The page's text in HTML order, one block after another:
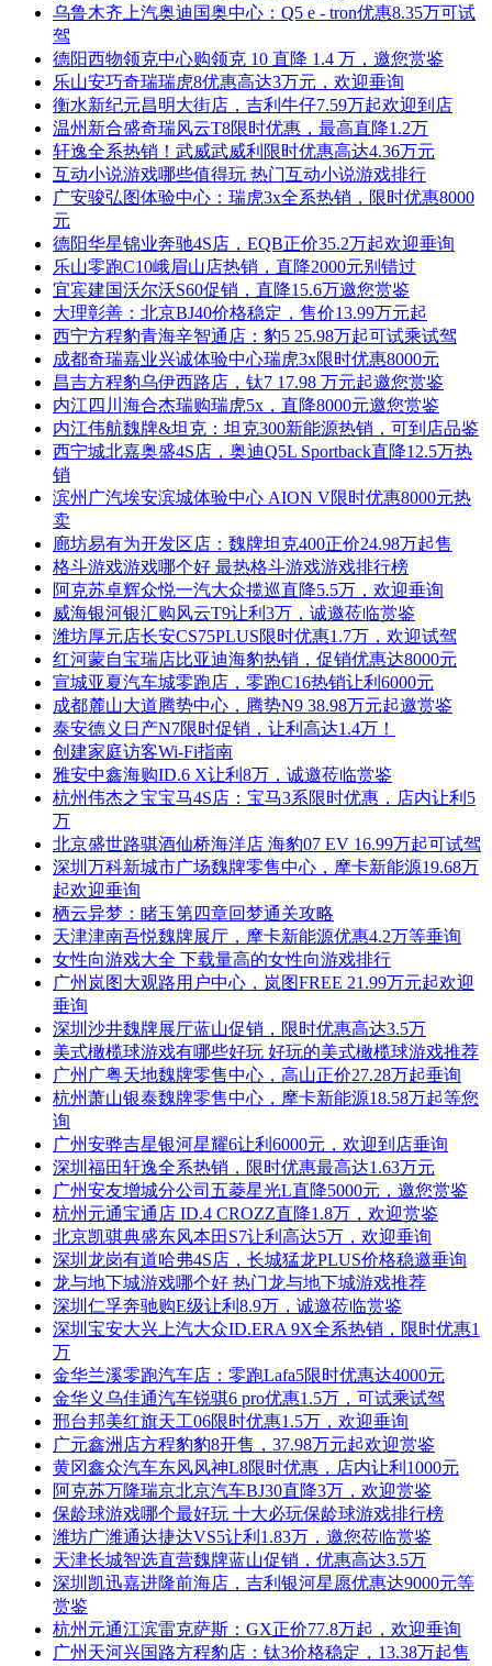
乌鲁木齐上汽奥迪国奥中心：Q5 e - tron优惠8.35万可试
驾
德阳西物领克中心购领克 10 直降 1.4 万，邀您赏鉴
乐山安巧奇瑞瑞虎8优惠高达3万元，欢迎垂询
衡水新纪元昌明大街店，吉利牛仔7.59万起欢迎到店
温州新合盛奇瑞风云T8限时优惠，最高直降1.2万
轩逸全系热销！武威武威利限时优惠高达4.36万元
互动小说游戏哪些值得玩 热门互动小说游戏排行
广安骏弘图体验中心：瑞虎3x全系热销，限时优惠8000
元
德阳华星锦业奔驰4S店，EQB正价35.2万起欢迎垂询
乐山零跑C10峨眉山店热销，直降2000元别错过
宜宾建国沃尔沃S60促销，直降15.6万邀您赏鉴
大理彰善：北京BJ40价格稳定，售价13.99万元起
西宁方程豹青海辛智通店：豹5 25.98万起可试乘试驾
成都奇瑞嘉业兴诚体验中心瑞虎3x限时优惠8000元
昌吉方程豹乌伊西路店，钛7 17.98 万元起邀您赏鉴
内江四川海合杰瑞购瑞虎5x，直降8000元邀您赏鉴
内江伟航魏牌&坦克：坦克300新能源热销，可到店品鉴
西宁城北嘉奥盛4S店，奥迪Q5L Sportback直降12.5万热
销
滨州广汽埃安滨城体验中心 AION V限时优惠8000元热
卖
廊坊易有为开发区店：魏牌坦克400正价24.98万起售
格斗游戏游戏哪个好 最热格斗游戏游戏排行榜
阿克苏卓辉众悦一汽大众揽巡直降5.5万，欢迎垂询
威海银河银汇购风云T9让利3万，诚邀莅临赏鉴
潍坊厚元店长安CS75PLUS限时优惠1.7万，欢迎试驾
红河蒙自宝瑞店比亚迪海豹热销，促销优惠达8000元
宣城亚夏汽车城零跑店，零跑C16热销让利6000元
成都麓山大道腾势中心，腾势N9 38.98万元起邀赏鉴
泰安德义日产N7限时促销，让利高达1.4万！
创建家庭访客Wi-Fi指南
雅安中鑫海购ID.6 X让利8万，诚邀莅临赏鉴
杭州伟杰之宝宝马4S店：宝马3系限时优惠，店内让利5
万
北京盛世路骐酒仙桥海洋店 海豹07 EV 16.99万起可试驾
深圳万科新城市广场魏牌零售中心，摩卡新能源19.68万
起欢迎垂询
栖云异梦：睹玉第四章回梦通关攻略
天津津南吾悦魏牌展厅，摩卡新能源优惠4.2万等垂询
女性向游戏大全 下载量高的女性向游戏排行
广州岚图大观路用户中心，岚图FREE 21.99万元起欢迎
垂询
深圳沙井魏牌展厅蓝山促销，限时优惠高达3.5万
美式橄榄球游戏有哪些好玩 好玩的美式橄榄球游戏推荐
广州广粤天地魏牌零售中心，高山正价27.28万起垂询
杭州萧山银泰魏牌零售中心，摩卡新能源18.58万起等您
询
广州安骅吉星银河星耀6让利6000元，欢迎到店垂询
深圳福田轩逸全系热销，限时优惠最高达1.63万元
广州安友增城分公司五菱星光L直降5000元，邀您赏鉴
杭州元通宝通店 ID.4 CROZZ直降1.8万，欢迎赏鉴
北京凯骐典盛东风本田S7让利高达5万，欢迎垂询
深圳龙岗有道哈弗4S店，长城猛龙PLUS价格稳邀垂询
龙与地下城游戏哪个好 热门龙与地下城游戏推荐
深圳仁孚奔驰购E级让利8.9万，诚邀莅临赏鉴
深圳宝安大兴上汽大众ID.ERA 9X全系热销，限时优惠1
万
金华兰溪零跑汽车店：零跑Lafa5限时优惠达4000元
金华义乌佳通汽车锐骐6 pro优惠1.5万，可试乘试驾
邢台邦美红旗天工06限时优惠1.5万，欢迎垂询
广元鑫洲店方程豹豹8开售，37.98万元起欢迎赏鉴
黄冈鑫众汽车东风风神L8限时优惠，店内让利1000元
阿克苏万隆瑞京北京汽车BJ30直降3万，欢迎赏鉴
保龄球游戏哪个最好玩 十大必玩保龄球游戏排行榜
潍坊广潍通达捷达VS5让利1.83万，邀您莅临赏鉴
天津长城智选直营魏牌蓝山促销，优惠高达3.5万
深圳凯迅嘉进隆前海店，吉利银河星愿优惠达9000元等
赏鉴
杭州元通江滨雷克萨斯：GX正价77.8万起，欢迎垂询
广州天河兴国路方程豹店：钛3价格稳定，13.38万起售